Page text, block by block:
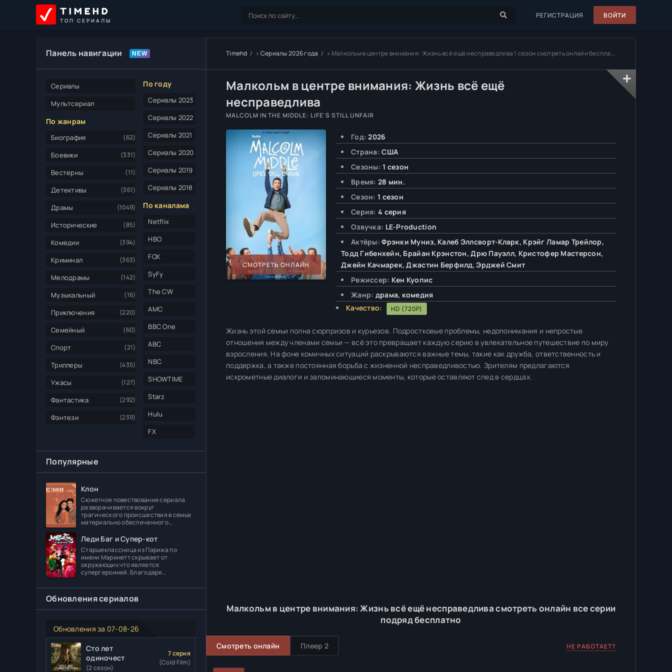
TIMEHD
ТОП СЕРИАЛЫ
РЕГИСТРАЦИЯ ВОЙТИ
Панель навигации
Сериалы
Мультсериал
По жанрам
Биография (62)
Боевики (331)
Вестерны (11)
Детективы (361)
Драмы (1049)
Исторические (85)
Комедии (394)
Криминал (363)
Мелодрамы (142)
Музыкальный (16)
Приключения (220)
Семейный (60)
Спорт (21)
Триллеры (435)
Ужасы (127)
Фантастика (292)
Фэнтези (239)
По году
Сериалы 2023
Сериалы 2022
Сериалы 2021
Сериалы 2020
Сериалы 2019
Сериалы 2018
По каналама
Netflix
HBO
FOX
SyFy
The CW
AMC
BBC One
ABC
NBC
SHOWTIME
Starz
Hulu
FX
Популярные
Клон
Сюжетное повествование сериала
разворачивается вокруг
трагического происшествия в семье
материально обеспеченного
Ферраса. Дело в том, что его отпрыск
Диога погибает в
Леди Баг и Супер-кот
Старшеклассница из Парижа по
имени Маринетт скрывает от
окружающих что является
супергероиней. Благодаря
создавать различные вещи. В школе
Обновления сериалов
Обновления за 07-08-26
Сто лет
одиночества
(2 сезон)
7 серия
(Cold Film)
Timehd »Сериалы 2026 года » Малкольм в центре внимания: Жизнь всё ещё несправедлива 1 сезон смотреть онлайн бесплатно
Малкольм в центре внимания: Жизнь всё ещё
несправедлива
MALCOLM IN THE MIDDLE: LIFE'S STILL UNFAIR
СМОТРЕТЬ ОНЛАЙН
Год: 2026
Страна: США
Сезоны: 1 сезон
Время: 28 мин.
Сезон: 1 сезон
Серия: 4 серия
Озвучка: LE-Production
Актёры: Фрэнки Муниз, Калеб Эллсворт-Кларк, Крэйг Ламар Трейлор,
Тодд Гибенхейн, Брайан Крэнстон, Дрю Пауэлл, Кристофер Мастерсон,
Джейн Качмарек, Джастин Берфилд, Эрджей Смит
Режиссер: Кен Куопис
Жанр: драма, комедия
Качество:
HD (720P)
Жизнь этой семьи полна сюрпризов и курьезов. Подростковые проблемы, недопонимания и непростые
отношения между членами семьи — всё это превращает каждую серию в увлекательное путешествие по миру
взросления. На фоне комичных ситуаций раскрываются важные темы, такие как дружба, ответственность и
поддержка, а также постоянная борьба с жизненной несправедливостью. Зрителям предлагаются
искрометные диалоги и запоминающиеся моменты, которые оставляют след в сердцах.
Малкольм в центре внимания: Жизнь всё ещё несправедлива смотреть онлайн все серии
подряд бесплатно
Смотреть онлайн Плеер 2 НЕ РАБОТАЕТ?